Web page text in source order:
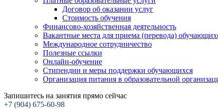
Договор об оказании услуг
Стоимость обучения
Финансово-хозяйственная деятельность
Вакантные места для приема (перевода)
Международное сотрудничество
Полезные ссылки
Онлайн-обучение
Стипендии и меры поддержки обучающихся
Организация питания в образовательной
Запишитесь на занятия прямо сейчас
+7 (904) 675-60-98